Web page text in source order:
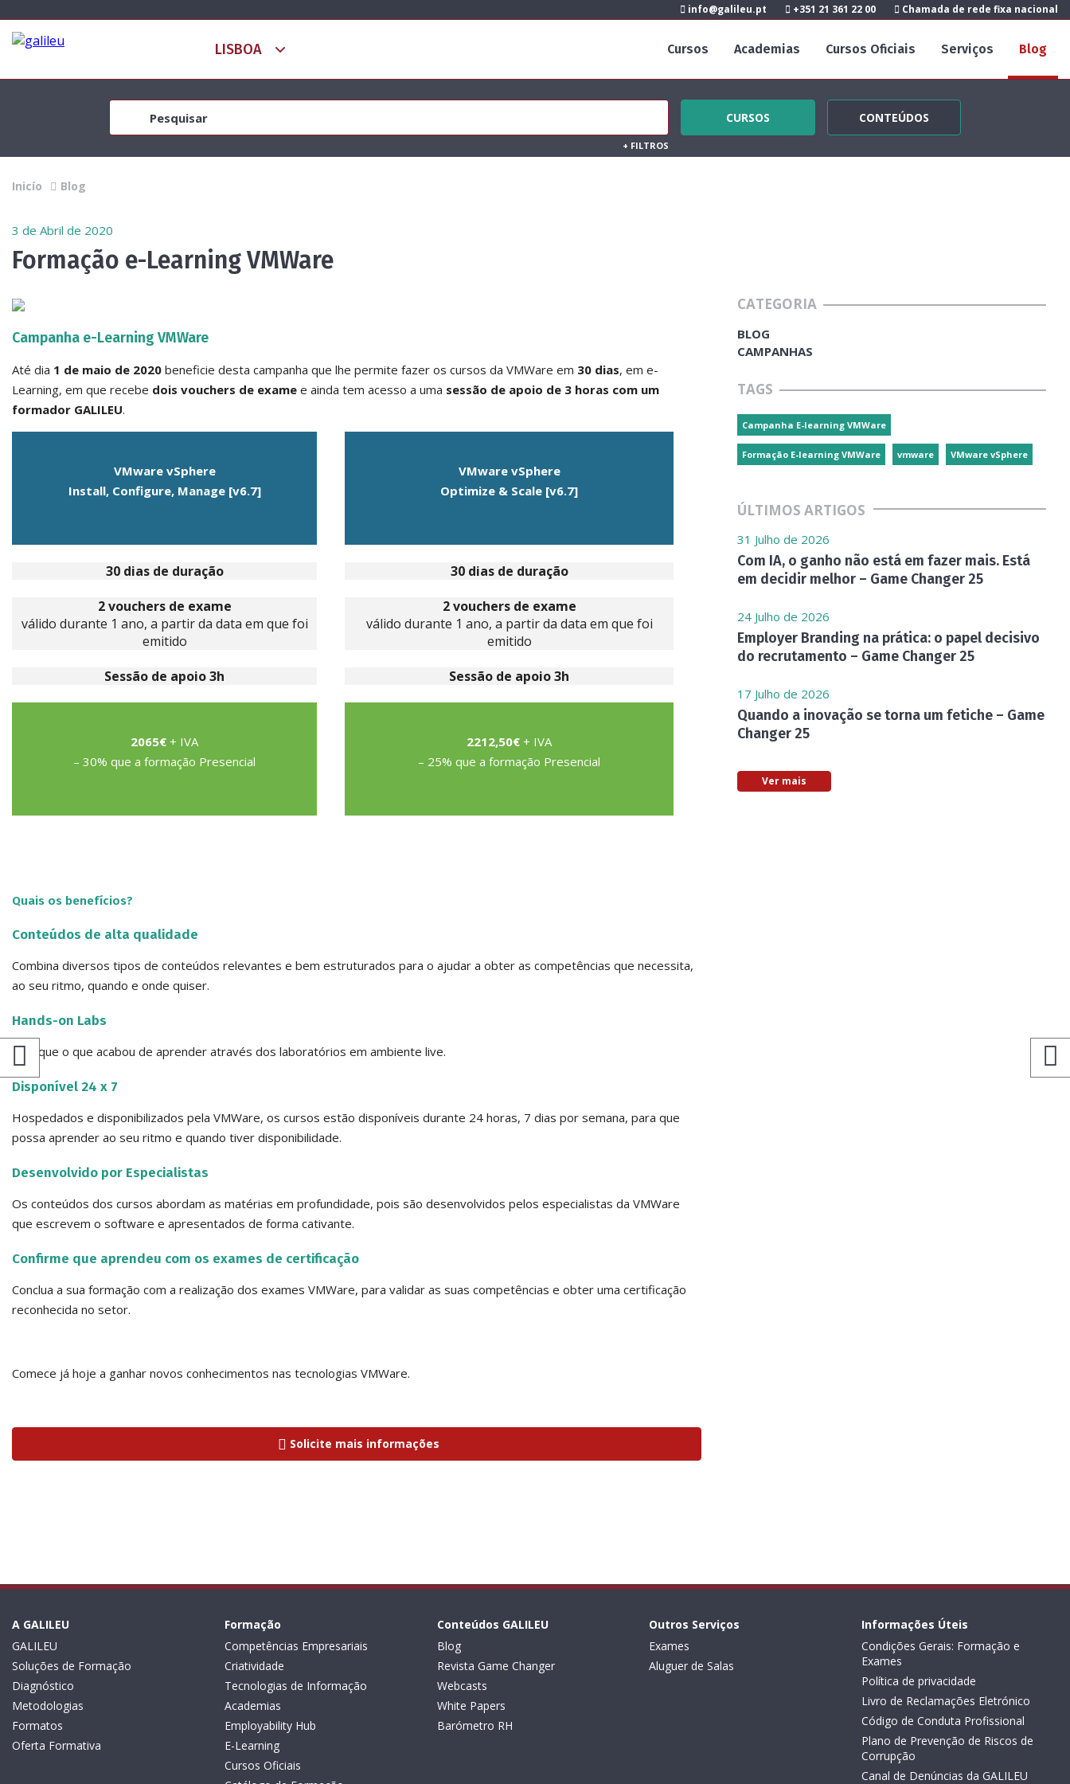
info@galileu.pt +351 21 361 22 00 Chamada de rede fixa nacional
Cursos Academias Cursos Oficiais Serviços Blog
CURSOS CONTEÚDOS
+ FILTROS
Inicío Blog
3 de Abril de 2020
Formação e-Learning VMWare
Campanha e-Learning VMWare
Até dia 1 de maio de 2020 beneficie desta campanha que lhe permite fazer os cursos da VMWare em 30 dias, em e-
Learning, em que recebe dois vouchers de exame e ainda tem acesso a uma sessão de apoio de 3 horas com um
formador GALILEU.
VMware vSphere
Install, Configure, Manage [v6.7]
VMware vSphere
Optimize & Scale [v6.7]
30 dias de duração
30 dias de duração
2 vouchers de exame
válido durante 1 ano, a partir da data em que foi
emitido
2 vouchers de exame
válido durante 1 ano, a partir da data em que foi
emitido
Sessão de apoio 3h
Sessão de apoio 3h
2065€ + IVA
– 30% que a formação Presencial
2212,50€ + IVA
– 25% que a formação Presencial
Quais os benefícios?
Conteúdos de alta qualidade
Combina diversos tipos de conteúdos relevantes e bem estruturados para o ajudar a obter as competências que necessita,
ao seu ritmo, quando e onde quiser.
Hands-on Labs
Pratique o que acabou de aprender através dos laboratórios em ambiente live.
Disponível 24 x 7
Hospedados e disponibilizados pela VMWare, os cursos estão disponíveis durante 24 horas, 7 dias por semana, para que
possa aprender ao seu ritmo e quando tiver disponibilidade.
Desenvolvido por Especialistas
Os conteúdos dos cursos abordam as matérias em profundidade, pois são desenvolvidos pelos especialistas da VMWare
que escrevem o software e apresentados de forma cativante.
Confirme que aprendeu com os exames de certificação
Conclua a sua formação com a realização dos exames VMWare, para validar as suas competências e obter uma certificação
reconhecida no setor.
Comece já hoje a ganhar novos conhecimentos nas tecnologias VMWare.
Solicite mais informações
CATEGORIA
BLOG
CAMPANHAS
TAGS
Campanha E-learning VMWare
Formação E-learning VMWare vmware VMware vSphere
ÚLTIMOS ARTIGOS
31 Julho de 2026
Com IA, o ganho não está em fazer mais. Está
em decidir melhor – Game Changer 25
24 Julho de 2026
Employer Branding na prática: o papel decisivo
do recrutamento – Game Changer 25
17 Julho de 2026
Quando a inovação se torna um fetiche – Game
Changer 25
Ver mais
A GALILEU
GALILEU
Soluções de Formação
Diagnóstico
Metodologias
Formatos
Oferta Formativa
Formação
Competências Empresariais
Criatividade
Tecnologias de Informação
Academias
Employability Hub
E-Learning
Cursos Oficiais
Conteúdos GALILEU
Blog
Revista Game Changer
Webcasts
White Papers
Barómetro RH
Outros Serviços
Exames
Aluguer de Salas
Informações Úteis
Condições Gerais: Formação e
Exames
Política de privacidade
Livro de Reclamações Eletrónico
Código de Conduta Profissional
Plano de Prevenção de Riscos de
Corrupção
Canal de Denúncias da GALILEU